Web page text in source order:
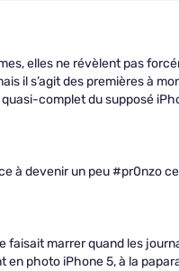
elles ne révèlent pas
il s’agit des premières à
complet du supposé
à devenir un peu #pr0nzo
faisait marrer quand les
en photo iPhone 5, à la